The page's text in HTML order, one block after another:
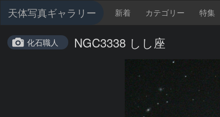
天体写真ギャラリー 新着 カテゴリー 特集
化石職人 NGC3338 しし座